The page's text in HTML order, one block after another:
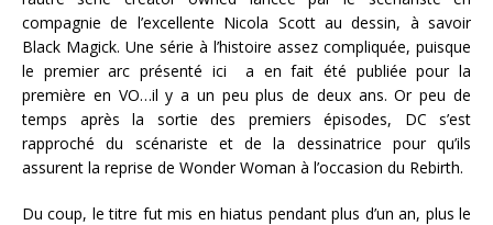
compagnie de l’excellente Nicola Scott au dessin, à savoir
Black Magick. Une série à l’histoire assez compliquée, puisque
le premier arc présenté ici a en fait été publiée pour la
première en VO…il y a un peu plus de deux ans. Or peu de
temps après la sortie des premiers épisodes, DC s’est
rapproché du scénariste et de la dessinatrice pour qu’ils
assurent la reprise de Wonder Woman à l’occasion du Rebirth.
Du coup, le titre fut mis en hiatus pendant plus d’un an, plus le